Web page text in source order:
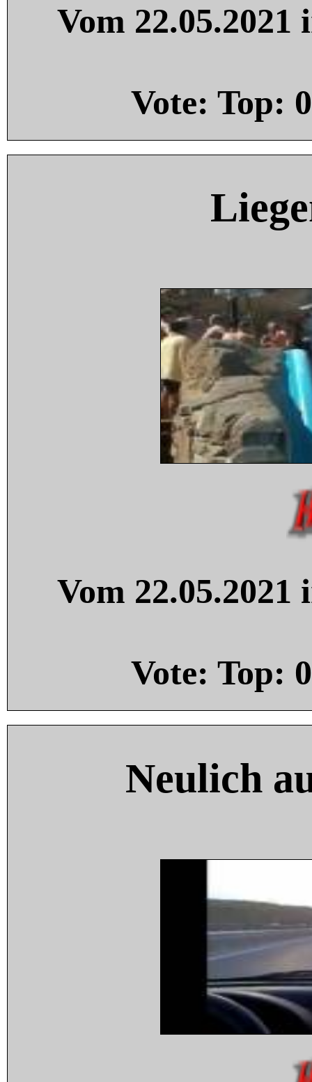
Vom
Vote: Top: 0
Vom
Vote: Top: 0
Neulich